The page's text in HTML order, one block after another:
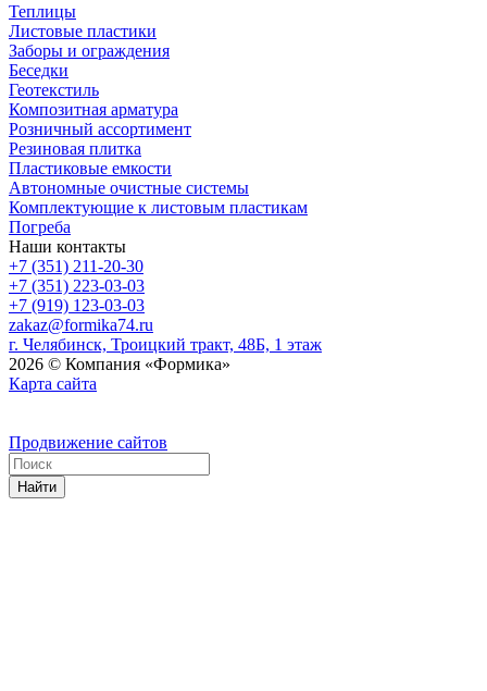
Теплицы
Листовые пластики
Заборы и ограждения
Беседки
Геотекстиль
Композитная арматура
Розничный ассортимент
Резиновая плитка
Пластиковые емкости
Автономные очистные системы
Комплектующие к листовым пластикам
Погреба
Наши контакты
+7 (351) 211-20-30
+7 (351) 223-03-03
+7 (919) 123-03-03
zakaz@formika74.ru
г. Челябинск, Троицкий тракт, 48Б, 1 этаж
2026 © Компания «Формика»
Карта сайта
Продвижение сайтов
Найти